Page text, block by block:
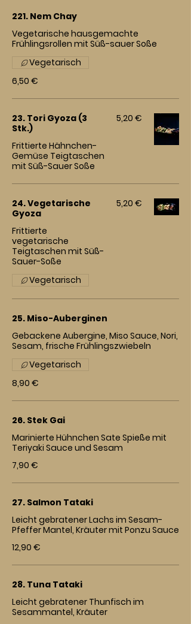
221. Nem Chay
Vegetarische hausgemachte
Frühlingsrollen mit Süß-sauer Soße
6,50 €
Vegetarisch
23. Tori Gyoza (3
Stk.)
Frittierte Hähnchen-
Gemüse Teigtaschen
mit Süß-Sauer Soße
5,20 €
24. Vegetarische
Gyoza
Frittierte
vegetarische
Teigtaschen mit Süß-
Sauer-Soße
5,20 €
Vegetarisch
25. Miso-Auberginen
Gebackene Aubergine, Miso Sauce, Nori,
Sesam, frische Frühlingszwiebeln
8,90 €
Vegetarisch
26. Stek Gai
Marinierte Hühnchen Sate Spieße mit
Teriyaki Sauce und Sesam
7,90 €
27. Salmon Tataki
Leicht gebratener Lachs im Sesam-
Pfeffer Mantel, Kräuter mit Ponzu Sauce
12,90 €
28. Tuna Tataki
Leicht gebratener Thunfisch im
Sesammantel, Kräuter